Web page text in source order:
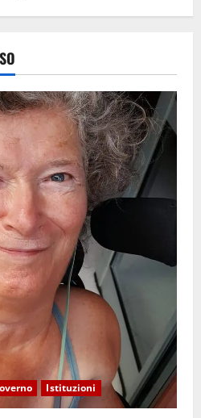
Istituzioni